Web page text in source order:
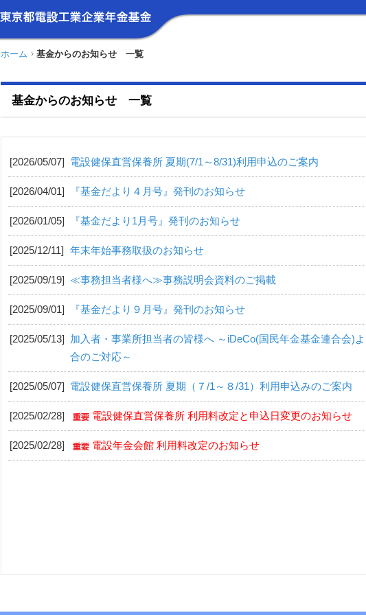
ホーム 基金からのお知らせ 一覧
基金からのお知らせ 一覧
[2026/05/07] 電設健保直営保養所 夏期(7/1～8/31)利用申込のご案内
[2026/04/01] 『基金だより４月号』発刊のお知らせ
[2026/01/05] 『基金だより1月号』発刊のお知らせ
[2025/12/11] 年末年始事務取扱のお知らせ
[2025/09/19] ≪事務担当者様へ≫事務説明会資料のご掲載
[2025/09/01] 『基金だより９月号』発刊のお知らせ
[2025/05/13]
加入者・事業所担当者の皆様へ ～iDeCo(国民年金基金連合会)
合のご対応～
[2025/05/07] 電設健保直営保養所 夏期（７/1～８/31）利用申込みのご案内
[2025/02/28] 電設健保直営保養所 利用料改定と申込日変更のお知らせ
[2025/02/28] 電設年金会館 利用料改定のお知らせ